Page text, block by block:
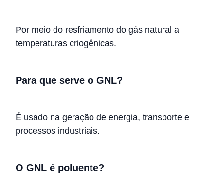
Por meio do resfriamento do gás natural a
temperaturas criogênicas.
Para que serve o GNL?
É usado na geração de energia, transporte e
processos industriais.
O GNL é poluente?